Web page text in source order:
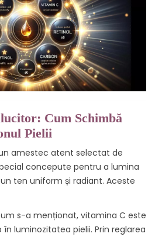
Cum Schimbă
Pielii
amestec atent selectat de
concepute pentru a lumina
ten uniform și radiant. Aceste
s-a menționat, vitamina C este
luminozitatea pielii. Prin reglarea